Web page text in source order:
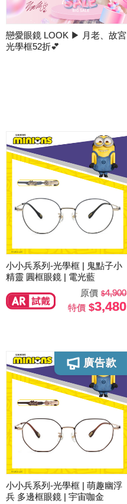
戀愛眼鏡 LOOK ▶ 月老、故宮
光學框52折💕
小小兵系列-光學框 | 鬼點子小
精靈 圓框眼鏡 | 電光藍
原價
4,900
特價
3,480
小小兵系列-光學框 | 萌趣幽浮
兵 多邊框眼鏡 | 宇宙咖金